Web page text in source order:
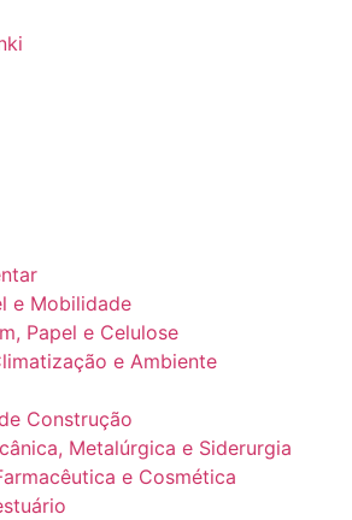
e Mobilidade
Papel e Celulose
e Ambiente
Construção
Metalúrgica e Siderurgia
e Cosmética